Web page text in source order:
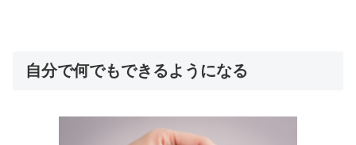
自分で何でもできるようになる